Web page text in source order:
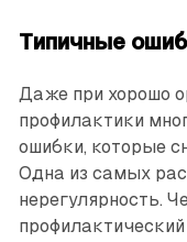
Типичные
Даже при хорошо
профилактики
ошибки, которые
Одна из самых
нерегулярность.